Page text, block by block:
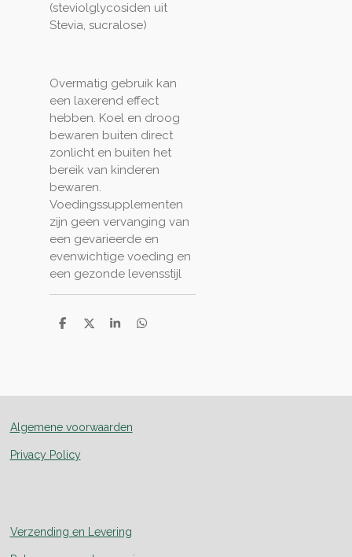
(steviolglycosiden uit
Stevia, sucralose)
Overmatig gebruik kan
een laxerend effect
hebben. Koel en droog
bewaren buiten direct
zonlicht en buiten het
bereik van kinderen
bewaren.
Voedingssupplementen
zijn geen vervanging van
een gevarieerde en
evenwichtige voeding en
een gezonde levensstijl
D
D
S
D
Algemene voorwaarden
Privacy Policy
Verzending en Levering